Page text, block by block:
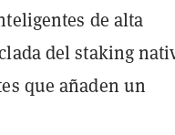
de alta
del staking
que añaden un